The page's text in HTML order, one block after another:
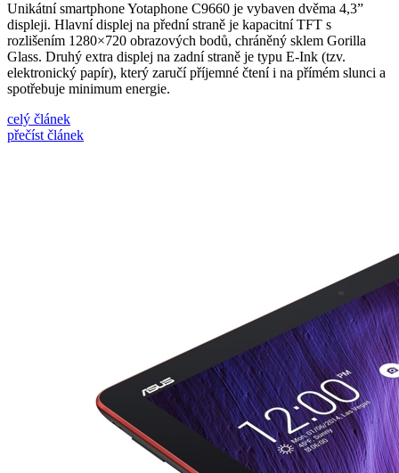
Unikátní smartphone Yotaphone C9660 je vybaven dvěma 4,3”
displeji. Hlavní displej na přední straně je kapacitní TFT s
rozlišením 1280×720 obrazových bodů, chráněný sklem Gorilla
Glass. Druhý extra displej na zadní straně je typu E-Ink (tzv.
elektronický papír), který zaručí příjemné čtení i na přímém slunci a
spotřebuje minimum energie.
celý článek
přečíst článek